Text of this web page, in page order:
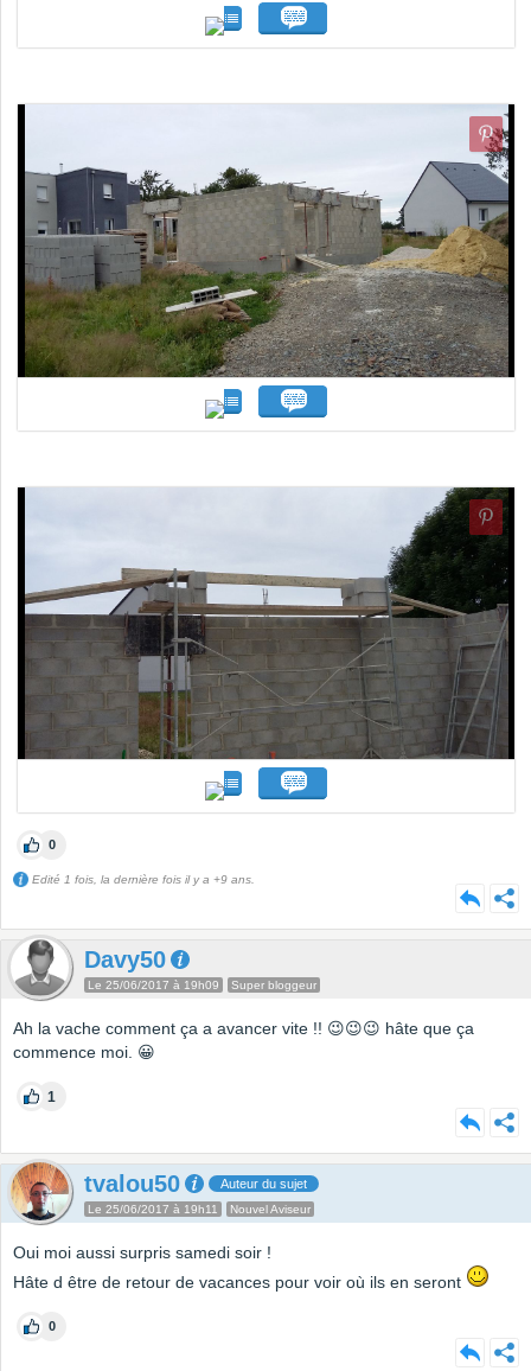
0
Edité 1 fois, la dernière fois il y a +9 ans.
Davy50
Le 25/06/2017 à 19h09 Super bloggeur
Ah la vache comment ça a avancer vite !! 😉😉😉 hâte que ça
commence moi. 😀
1
tvalou50 Auteur du sujet
Le 25/06/2017 à 19h11 Nouvel Aviseur
Oui moi aussi surpris samedi soir !
Hâte d être de retour de vacances pour voir où ils en seront
0